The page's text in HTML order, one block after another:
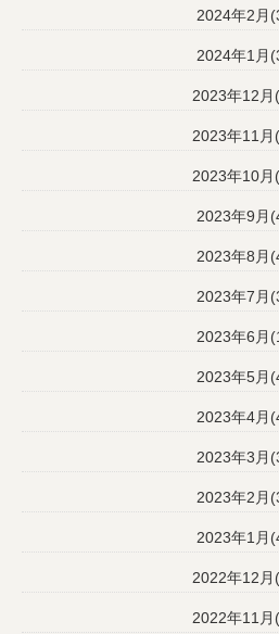
2024年2月
2024年1月
2023年12月
2023年11月
2023年10月
2023年9月
2023年8月
2023年7月
2023年6月
2023年5月
2023年4月
2023年3月
2023年2月
2023年1月
2022年12月
2022年11月